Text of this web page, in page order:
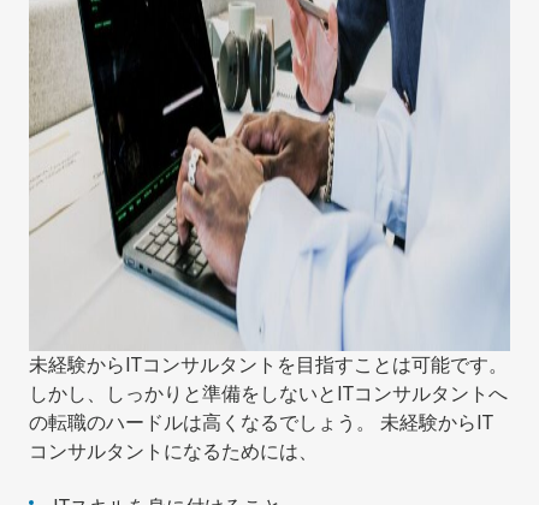
未経験からITコンサルタントを目指すことは可能です。
しかし、しっかりと準備をしないとITコンサルタントへ
の転職のハードルは高くなるでしょう。 未経験からIT
コンサルタントになるためには、